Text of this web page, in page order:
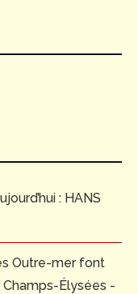
: HANS
Outre-mer font
Élysées -